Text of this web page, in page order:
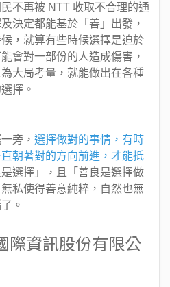
不再被 NTT 收取不合理的通
決定都能基於「善」出發，
，就算有些時候選擇是迫於
會對一部份的人造成傷害，
大局考量，就能做出在各種
擇。
旁， 選擇做對的事情，有時
朝著對的方向前進，才能抵
是選擇」，且「善良是選擇做
私使得善意純粹，自然也無
。
際資訊股份有限公